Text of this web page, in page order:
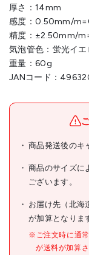
厚さ：14mm
感度：0.50mm/
精度：±2.50mm/
気泡管色：蛍光イエ
重量：60g
JANコード：
商品発送後のキ
商品のサイズに
ございます。
お届け先（北海
が加算となりま
※ご注文時に通
が送料が加算